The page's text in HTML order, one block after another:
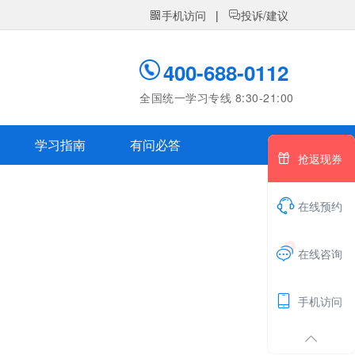
手机访问 | 投诉/建议
400-688-0112
全国统一学习专线 8:30-21:00
学习指南 有问必答
 抢返现券
 在线预约

1 在线咨询
 手机访问